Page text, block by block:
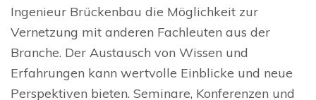
Ingenieur Brückenbau die Möglichkeit zur
Vernetzung mit anderen Fachleuten aus der
Branche. Der Austausch von Wissen und
Erfahrungen kann wertvolle Einblicke und neue
Perspektiven bieten. Seminare, Konferenzen und